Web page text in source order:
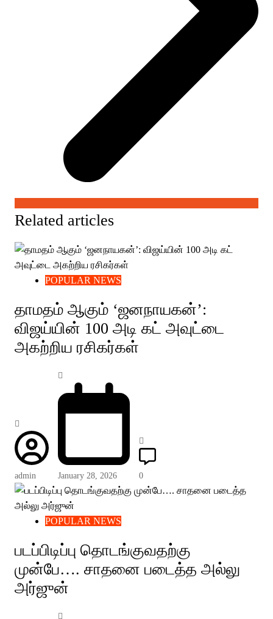
Related articles
POPULAR NEWS
தாமதம் ஆகும் ‘ஜனநாயகன்’:
விஜய்யின் 100 அடி கட் அவுட்டை
அகற்றிய ரசிகர்கள்
admin January 28, 2026 0
POPULAR NEWS
படப்பிடிப்பு தொடங்குவதற்கு
முன்பே…. சாதனை படைத்த அல்லு
அர்ஜுன்